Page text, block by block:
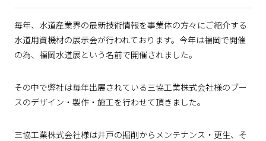
毎年、水道産業界の最新技術情報を事業体の方々にご紹介する
水道用資機材の展示会が行われております。今年は福岡で開催
の為、福岡水道展という名前で開催されました。
その中で弊社は毎年出展されている三協工業株式会社様のブー
スのデザイン・製作・施工を行わせて頂きました。
三協工業株式会社様は井戸の掘削からメンテナンス・更生、そ